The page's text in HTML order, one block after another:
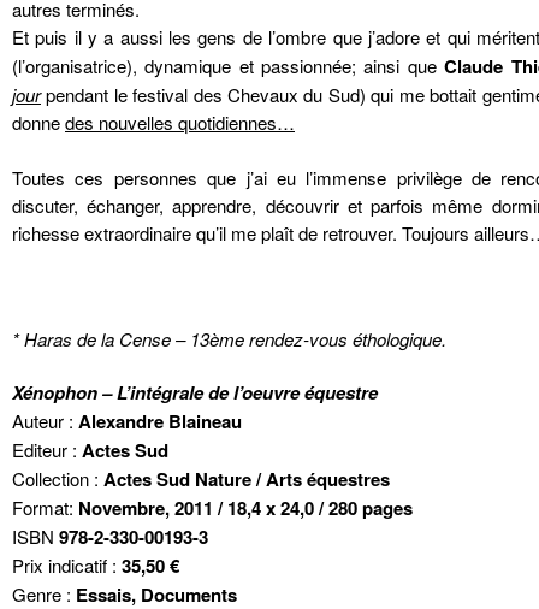
autres terminés.
Et puis il y a aussi les gens de l’ombre que j’adore et qui
(l’organisatrice), dynamique et passionnée; ainsi queClaude
jourpendant le festival des Chevaux du Sud) qui me bottait
donnedes nouvelles quotidiennes…
Toutes ces personnes que j’ai eu l’immense privilège de
discuter, échanger, apprendre, découvrir et parfois même
richesse extraordinaire qu’il me plaît de retrouver. Toujours
* Haras de la Cense – 13ème rendez-vous éthologique.
Xénophon – L’intégrale de l’oeuvre équestre
Auteur : Alexandre Blaineau
Editeur : Actes Sud
Collection : Actes Sud Nature / Arts équestres
Format: Novembre, 2011 / 18,4 x 24,0 / 280 pages
ISBN 978-2-330-00193-3
Prix indicatif : 35,50 €
Genre : Essais, Documents